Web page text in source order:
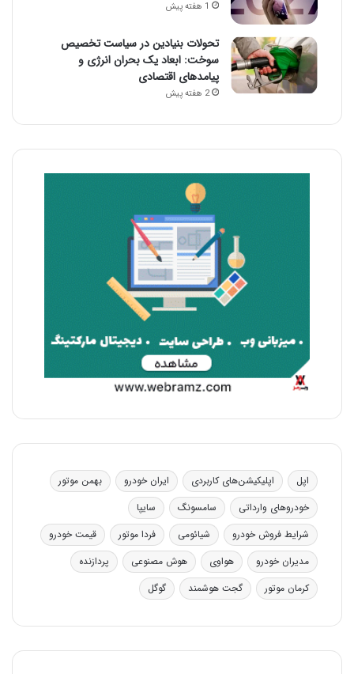
1 هفته پیش
تحولات بنیادین در سیاست تخصیص
سوخت: ابعاد یک بحران انرژی و
پیامدهای اقتصادی
2 هفته پیش
اپل اپلیکیشن‌های کاربردی ایران خودرو
بهمن موتور
خودروهای وارداتی
سامسونگ
سایپا
شرایط فروش خودرو
شیائومی فردا موتور
قیمت خودرو
مدیران خودرو
هواوی هوش مصنوعی
پردازنده
کرمان موتور
گجت هوشمند گوگل